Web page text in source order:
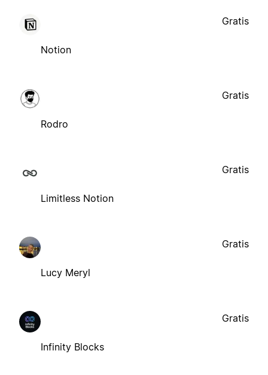
Notion
Gratis
Rodro
Gratis
Limitless Notion
Gratis
Lucy Meryl
Gratis
Infinity Blocks
Gratis